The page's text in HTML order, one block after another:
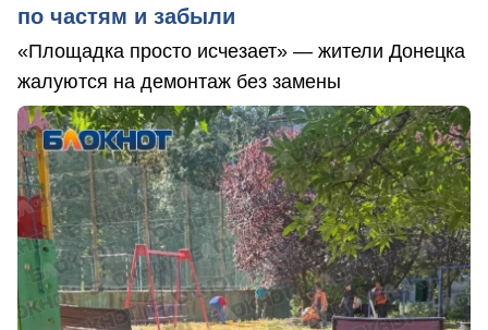
по частям и забыли
«Площадка просто исчезает» — жители Донецка
жалуются на демонтаж без замены